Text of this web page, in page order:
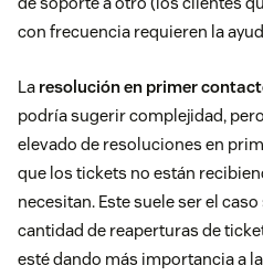
con frecuencia requieren la
La resolución en primer
podría sugerir complejidad,
elevado de resoluciones en
que los tickets no están
necesitan. Este suele ser el
cantidad de reaperturas de
esté dando más importancia a